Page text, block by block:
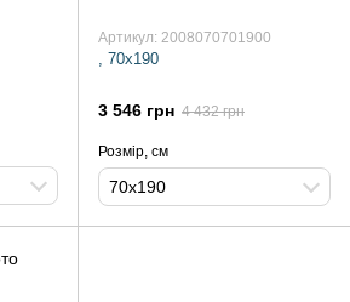
Артикул: 2008070701900
, 70х190
3 546 грн 4 432 грн
Розмір, см
70х190